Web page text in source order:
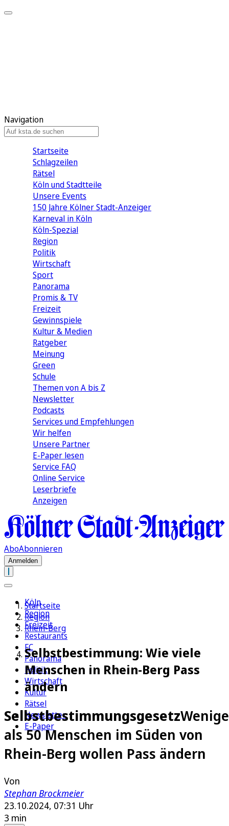
Navigation
Startseite
Schlagzeilen
Rätsel
Köln und Stadtteile
Unsere Events
150 Jahre Kölner Stadt-Anzeiger
Karneval in Köln
Köln-Spezial
Region
Politik
Wirtschaft
Sport
Panorama
Promis & TV
Freizeit
Gewinnspiele
Kultur & Medien
Ratgeber
Meinung
Green
Schule
Themen von A bis Z
Newsletter
Podcasts
Services und Empfehlungen
Wir helfen
Unsere Partner
E-Paper lesen
Service FAQ
Online Service
Leserbriefe
Anzeigen
AboAbonnieren
Anmelden
Köln
Region
Freizeit
Restaurants
FC
Panorama
Politik
Wirtschaft
Kultur
Rätsel
Newsletter
E-Paper
Startseite
Region
Rhein-Berg
Selbstbestimmung: Wie viele
Menschen in Rhein-Berg Pass
ändern
Selbstbestimmungsgesetz
als 50 Menschen im Süden von
Rhein-Berg wollen Pass ändern
Von
Stephan Brockmeier
23.10.2024, 07:31 Uhr
3 min